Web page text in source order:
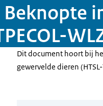
Beknopte
Dit document hoort bij
gewervelde dieren